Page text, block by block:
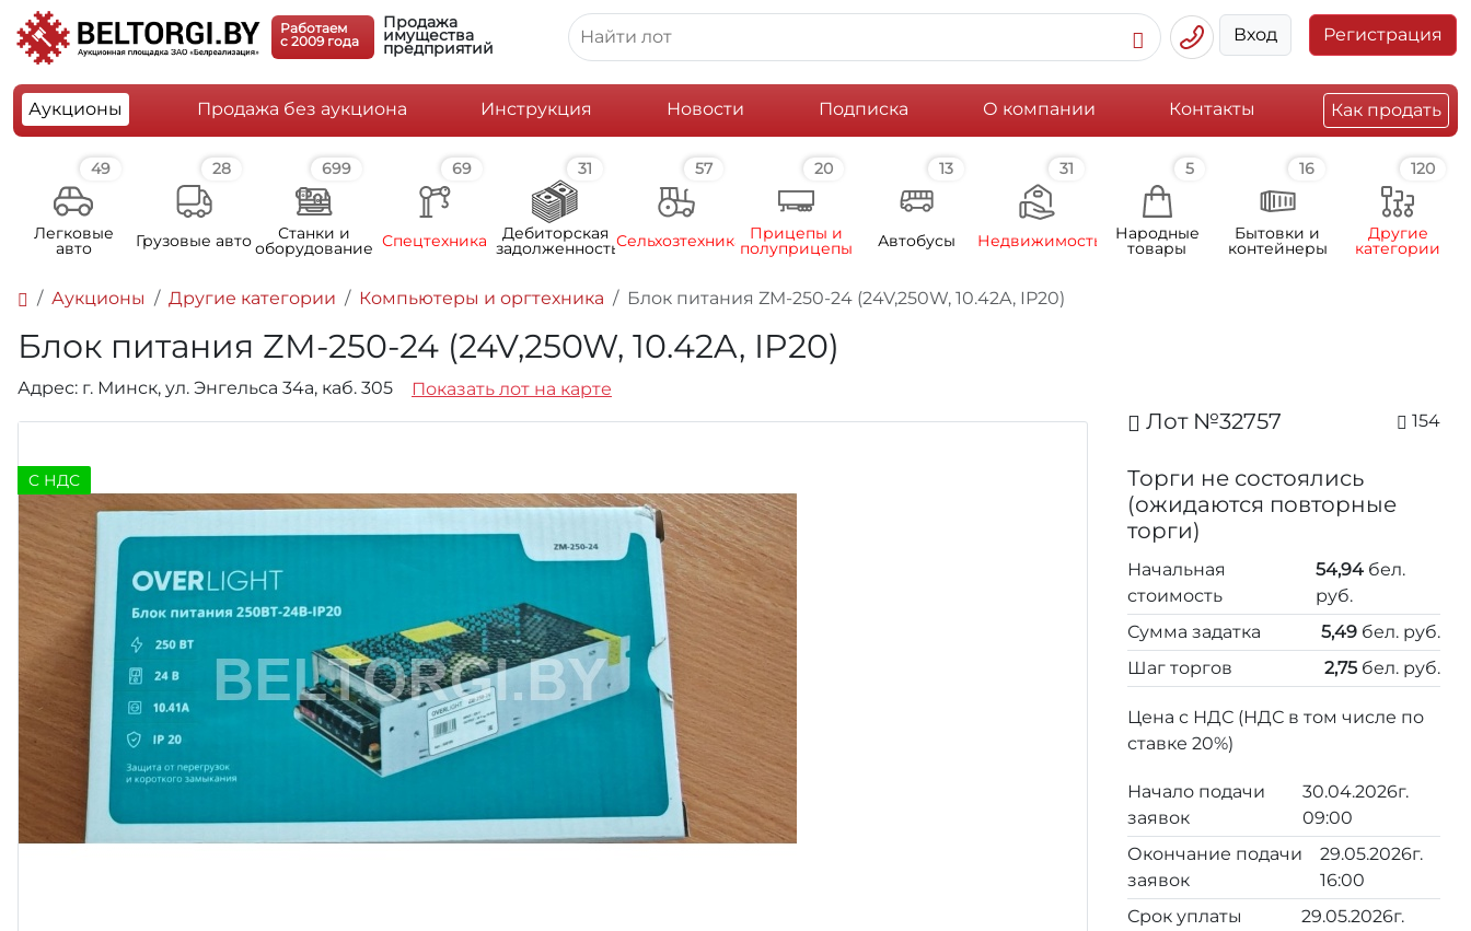
Работаем
c 2009 года
Продажа
имущества
предприятий
Вход Регистрация
Аукционы Продажа без аукциона Инструкция Новости Подписка О компании Контакты Как продать
49
Легковые
авто
28
Грузовые авто
699
Станки и
оборудование
69
Спецтехника
31
Дебиторская
задолженность
57
Сельхозтехника
20
Прицепы и
полуприцепы
13
Автобусы
31
Недвижимость
5
Народные
товары
16
Бытовки и
контейнеры
120
Другие
категории
Аукционы Другие категории Компьютеры и оргтехника Блок питания ZM-250-24 (24V,250W, 10.42A, IP20)
Блок питания ZM-250-24 (24V,250W, 10.42A, IP20)
Адрес: г. Минск, ул. Энгельса 34а, каб. 305 Показать лот на карте
C НДС
Лот №32757 154
Торги не состоялись
(ожидаются повторные
торги)
Начальная
стоимость
54,94бел.
руб.
Сумма задатка
5,49 бел. руб.
Шаг торгов
2,75 бел. руб.
Цена с НДС (НДС в том числе по
ставке 20%)
Начало подачи
заявок
30.04.2026г.
09:00
Окончание подачи
заявок
29.05.2026г.
16:00
Срок уплаты
29.05.2026г.